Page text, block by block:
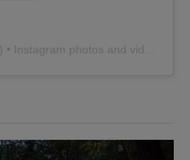
) • Instagram photos and videos